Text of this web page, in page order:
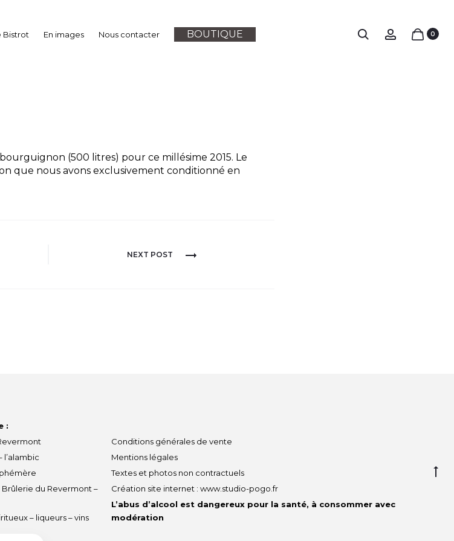
Bistrot En images Nous contacter BOUTIQUE Search Account
0
(500 litres) pour ce millésime 2015. Le
que nous avons exclusivement conditionné en
NEXT POST
:
l’alambic
Brûlerie du Revermont –
– liqueurs – vins
Conditions générales de vente
Mentions légales
Textes et photos non contractuels
Création site internet : www.studio-pogo.fr
L’abus d’alcool est dangereux pour la santé, à consommer avec
modération